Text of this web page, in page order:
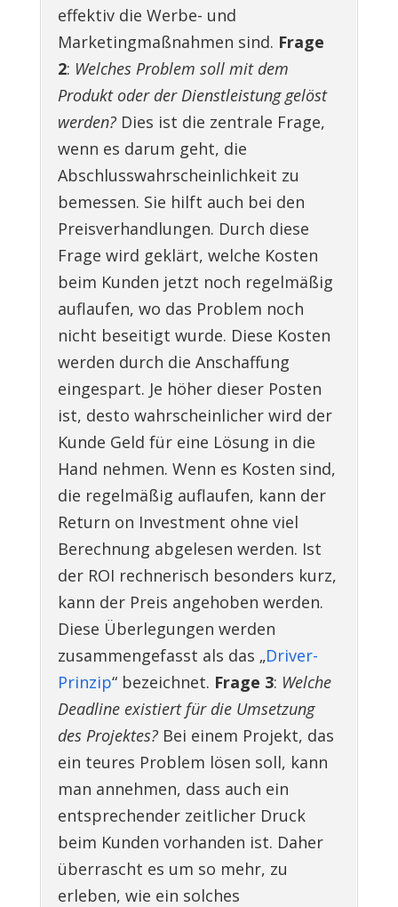
effektiv die Werbe- und
Marketingmaßnahmen sind. Frage
2: Welches Problem soll mit dem
Produkt oder der Dienstleistung gelöst
werden?Dies ist die zentrale Frage,
wenn es darum geht, die
Abschlusswahrscheinlichkeit zu
bemessen. Sie hilft auch bei den
Preisverhandlungen. Durch diese
Frage wird geklärt, welche Kosten
beim Kunden jetzt noch regelmäßig
auflaufen, wo das Problem noch
nicht beseitigt wurde. Diese Kosten
werden durch die Anschaffung
eingespart. Je höher dieser Posten
ist, desto wahrscheinlicher wird der
Kunde Geld für eine Lösung in die
Hand nehmen. Wenn es Kosten sind,
die regelmäßig auflaufen, kann der
Return on Investment ohne viel
Berechnung abgelesen werden. Ist
der ROI rechnerisch besonders kurz,
kann der Preis angehoben werden.
Diese Überlegungen werden
zusammengefasst als das „Driver-
Prinzip“ bezeichnet. Frage 3: Welche
Deadline existiert für die Umsetzung
des Projektes?Bei einem Projekt, das
ein teures Problem lösen soll, kann
man annehmen, dass auch ein
entsprechender zeitlicher Druck
beim Kunden vorhanden ist. Daher
überrascht es um so mehr, zu
erleben, wie ein solches